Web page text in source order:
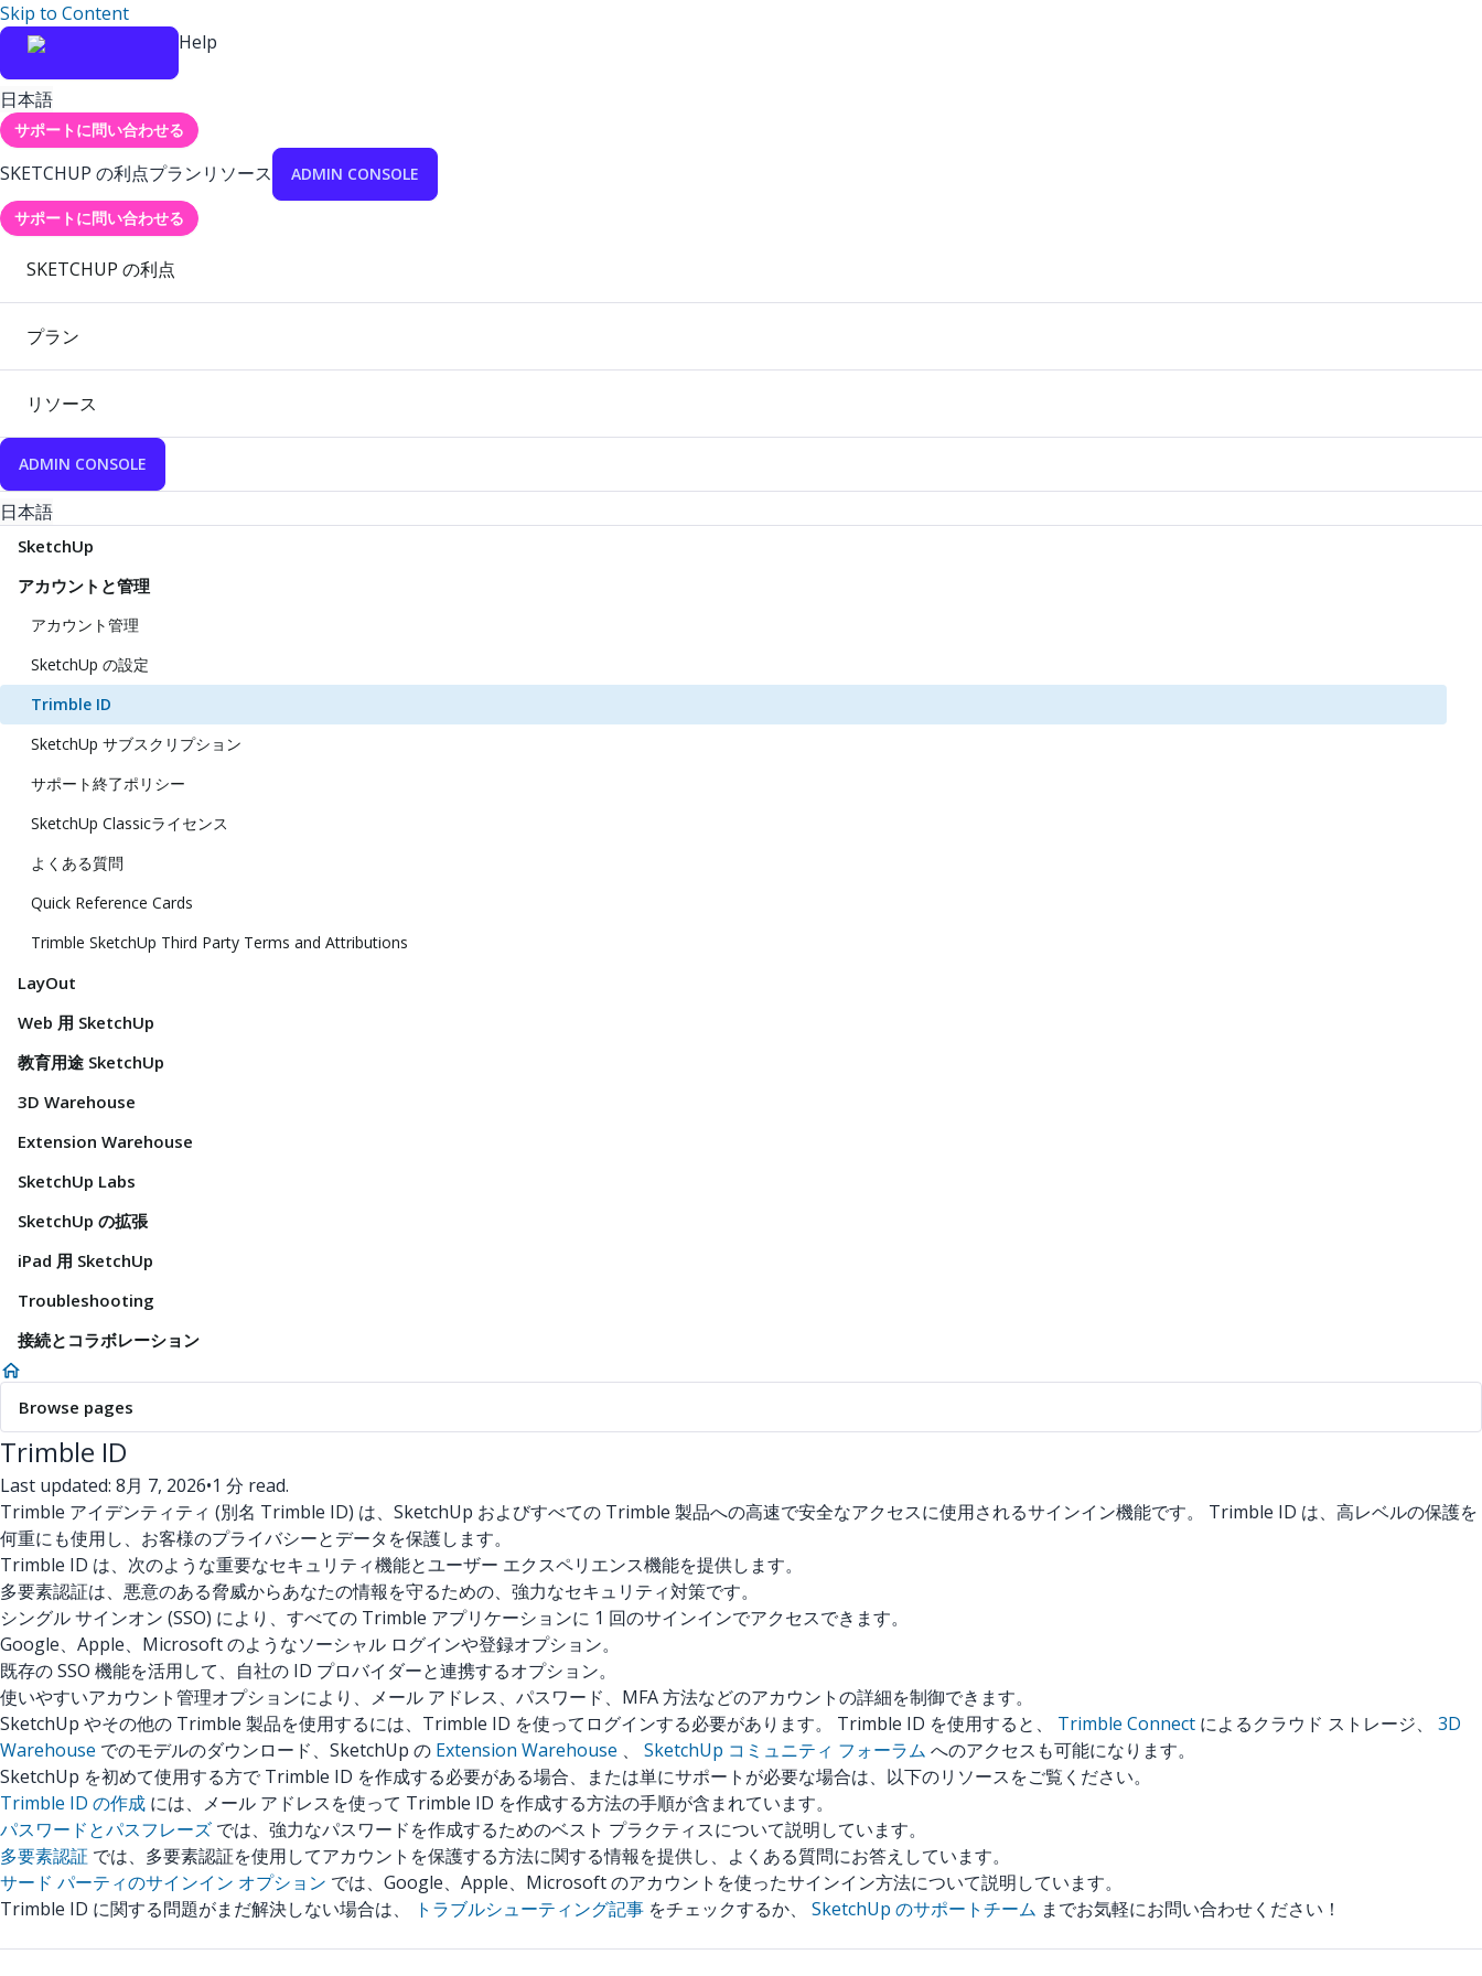
Skip to Content
Help
日本語
サポートに問い合わせる
SKETCHUP の利点プランリソース ADMIN CONSOLE
サポートに問い合わせる
SKETCHUP の利点
プラン
リソース
ADMIN CONSOLE
日本語
SketchUp
アカウントと管理
アカウント管理
SketchUp の設定
Trimble ID
SketchUp サブスクリプション
サポート終了ポリシー
SketchUp Classicライセンス
よくある質問
Quick Reference Cards
Trimble SketchUp Third Party Terms and Attributions
LayOut
Web 用 SketchUp
教育用途 SketchUp
3D Warehouse
Extension Warehouse
SketchUp Labs
SketchUp の拡張
iPad 用 SketchUp
Troubleshooting
接続とコラボレーション
Browse pages
Trimble ID
Last updated: 8月 7, 2026•1 分 read.
Trimble アイデンティティ (別名 Trimble ID) は、SketchUp およびすべての Trimble 製品への高速で安全なアクセスに使用されるサインイン機能です。 Trimble ID は、高レベルの保護を
何重にも使用し、お客様のプライバシーとデータを保護します。
Trimble ID は、次のような重要なセキュリティ機能とユーザー エクスペリエンス機能を提供します。
多要素認証は、悪意のある脅威からあなたの情報を守るための、強力なセキュリティ対策です。
シングル サインオン (SSO) により、すべての Trimble アプリケーションに 1 回のサインインでアクセスできます。
Google、Apple、Microsoft のようなソーシャル ログインや登録オプション。
既存の SSO 機能を活用して、自社の ID プロバイダーと連携するオプション。
使いやすいアカウント管理オプションにより、メール アドレス、パスワード、MFA 方法などのアカウントの詳細を制御できます。
SketchUp やその他の Trimble 製品を使用するには、Trimble ID を使ってログインする必要があります。 Trimble ID を使用すると、 Trimble Connect によるクラウド ストレージ、 3D
Warehouse でのモデルのダウンロード、SketchUp の Extension Warehouse 、 SketchUp コミュニティ フォーラム へのアクセスも可能になります。
SketchUp を初めて使用する方で Trimble ID を作成する必要がある場合、または単にサポートが必要な場合は、以下のリソースをご覧ください。
Trimble ID の作成 には、メール アドレスを使って Trimble ID を作成する方法の手順が含まれています。
パスワードとパスフレーズ では、強力なパスワードを作成するためのベスト プラクティスについて説明しています。
多要素認証 では、多要素認証を使用してアカウントを保護する方法に関する情報を提供し、よくある質問にお答えしています。
サード パーティのサインイン オプション では、Google、Apple、Microsoft のアカウントを使ったサインイン方法について説明しています。
Trimble ID に関する問題がまだ解決しない場合は、
トラブルシューティング記事 をチェックするか、 SketchUp のサポートチーム までお気軽にお問い合わせください！